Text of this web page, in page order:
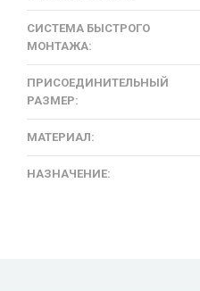
СИСТЕМА БЫСТРОГО
МОНТАЖА:
ПРИСОЕДИНИТЕЛЬНЫЙ
РАЗМЕР:
МАТЕРИАЛ:
НАЗНАЧЕНИЕ: